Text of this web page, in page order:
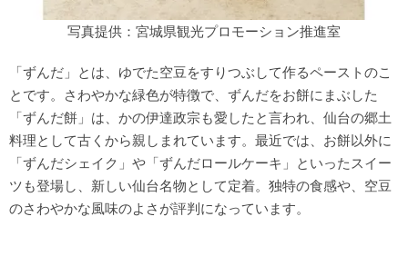
写真提供：宮城県観光プロモーション推進室
「ずんだ」とは、ゆでた空豆をすりつぶして作るペーストのこ
とです。さわやかな緑色が特徴で、ずんだをお餅にまぶした
「ずんだ餅」は、かの伊達政宗も愛したと言われ、仙台の郷土
料理として古くから親しまれています。最近では、お餅以外に
「ずんだシェイク」や「ずんだロールケーキ」といったスイー
ツも登場し、新しい仙台名物として定着。独特の食感や、空豆
のさわやかな風味のよさが評判になっています。